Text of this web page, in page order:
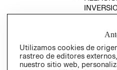
Utilizamos cookies de
rastreo de editores
nuestro sitio web,